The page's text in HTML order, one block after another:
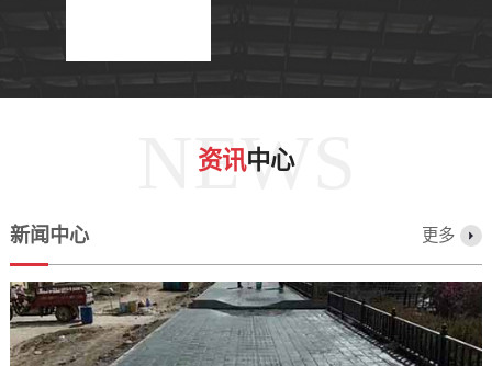
NEWS
资讯中心
新闻中心 更多